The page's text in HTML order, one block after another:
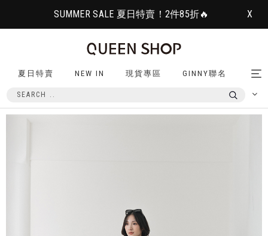
SUMMER SALE 夏日特賣！2件85折🔥 X
夏日特賣 NEW IN 現貨專區 GINNY聯名